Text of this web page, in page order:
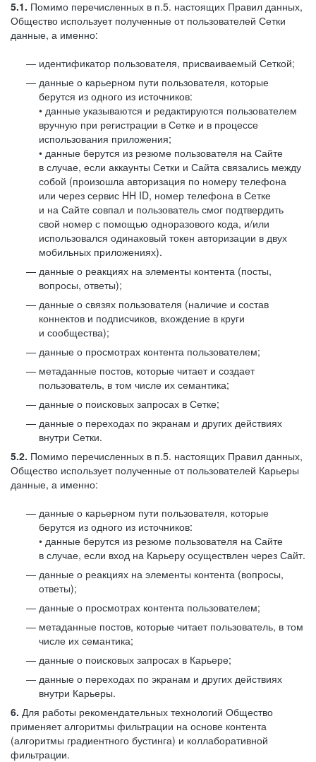
5.1. Помимо перечисленных в п.5. настоящих Правил данных,
Общество использует полученные от пользователей Сетки
данные, а именно:
идентификатор пользователя, присваиваемый Сеткой;
данные о карьерном пути пользователя, которые
берутся из одного из источников:
• данные указываются и редактируются пользователем
вручную при регистрации в Сетке и в процессе
использования приложения;
• данные берутся из резюме пользователя на Сайте
в случае, если аккаунты Сетки и Сайта связались между
собой (произошла авторизация по номеру телефона
или через сервис HH ID, номер телефона в Сетке
и на Сайте совпал и пользователь смог подтвердить
свой номер с помощью одноразового кода, и/или
использовался одинаковый токен авторизации в двух
мобильных приложениях).
данные о реакциях на элементы контента (посты,
вопросы, ответы);
данные о связях пользователя (наличие и состав
коннектов и подписчиков, вхождение в круги
и сообщества);
данные о просмотрах контента пользователем;
метаданные постов, которые читает и создает
пользователь, в том числе их семантика;
данные о поисковых запросах в Сетке;
данные о переходах по экранам и других действиях
внутри Сетки.
5.2. Помимо перечисленных в п.5. настоящих Правил данных,
Общество использует полученные от пользователей Карьеры
данные, а именно:
данные о карьерном пути пользователя, которые
берутся из одного из источников:
• данные берутся из резюме пользователя на Сайте
в случае, если вход на Карьеру осуществлен через Сайт.
данные о реакциях на элементы контента (вопросы,
ответы);
данные о просмотрах контента пользователем;
метаданные постов, которые читает пользователь, в том
числе их семантика;
данные о поисковых запросах в Карьере;
данные о переходах по экранам и других действиях
внутри Карьеры.
6. Для работы рекомендательных технологий Общество
применяет алгоритмы фильтрации на основе контента
(алгоритмы градиентного бустинга) и коллаборативной
фильтрации.